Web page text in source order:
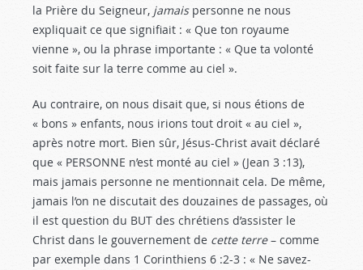
la Prière du Seigneur, jamaispersonne ne nous
expliquait ce que signifiait : « Que ton royaume
vienne », ou la phrase importante : « Que ta volonté
soit faite sur la terre comme au ciel ».
Au contraire, on nous disait que, si nous étions de
« bons » enfants, nous irions tout droit « au ciel »,
après notre mort. Bien sûr, Jésus-Christ avait déclaré
que « PERSONNE n’est monté au ciel » (Jean 3 :13),
mais jamais personne ne mentionnait cela. De même,
jamais l’on ne discutait des douzaines de passages, où
il est question du BUT des chrétiens d’assister le
Christ dans le gouvernement de cette terre– comme
par exemple dans 1 Corinthiens 6 :2-3 : « Ne savez-